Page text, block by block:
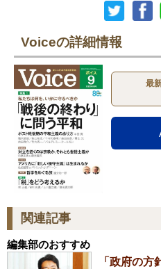
Voiceの詳細情報
最
関連記事
編集部のおすすめ
「政府の